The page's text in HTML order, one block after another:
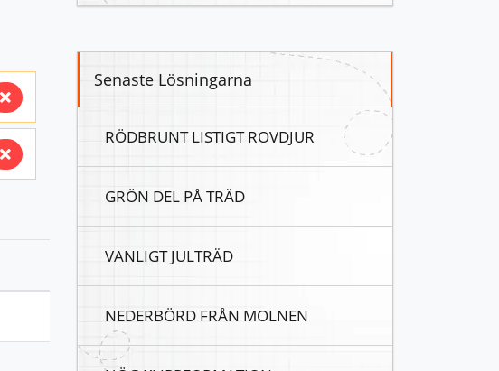
Senaste Lösningarna
RÖDBRUNT LISTIGT ROVDJUR
GRÖN DEL PÅ TRÄD
VANLIGT JULTRÄD
NEDERBÖRD FRÅN MOLNEN